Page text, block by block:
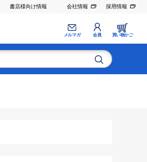
書店様向け情報 会社情報 採用情報
メルマガ 会員 買い物かご